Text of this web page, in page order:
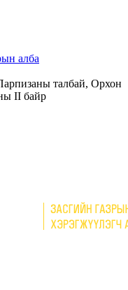
алба
талбай, Орхон
II байр